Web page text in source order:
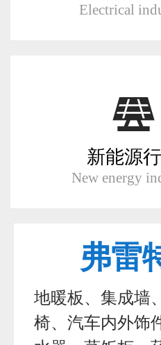
Electrical
新能源
New energy
弗雷
地暖板、集成墙
椅、汽车内外饰